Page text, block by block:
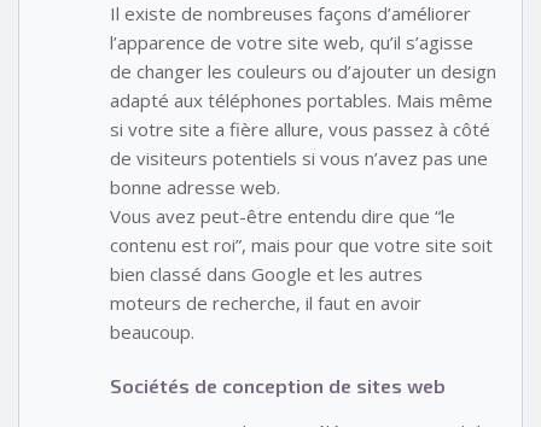
Il existe de nombreuses façons d’améliorer
l’apparence de votre site web, qu’il s’agisse
de changer les couleurs ou d’ajouter un design
adapté aux téléphones portables. Mais même
si votre site a fière allure, vous passez à côté
de visiteurs potentiels si vous n’avez pas une
bonne adresse web.
Vous avez peut-être entendu dire que “le
contenu est roi”, mais pour que votre site soit
bien classé dans Google et les autres
moteurs de recherche, il faut en avoir
beaucoup.
Sociétés de conception de sites web